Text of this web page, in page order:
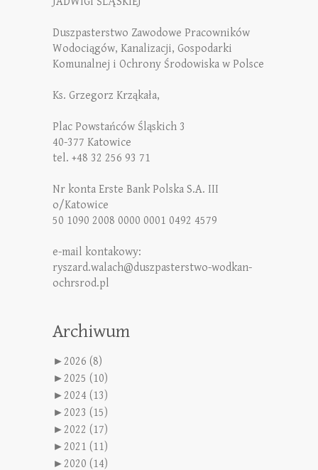
Duszpasterstwo Zawodowe Pracowników
Wodociągów, Kanalizacji, Gospodarki
Komunalnej i Ochrony Środowiska w Polsce
Ks. Grzegorz Krząkała,
Plac Powstańców Śląskich 3
40-377 Katowice
tel. +48 32 256 93 71
Nr konta Erste Bank Polska S.A. III
o/Katowice
50 1090 2008 0000 0001 0492 4579
e-mail kontakowy:
ryszard.walach@duszpasterstwo-wodkan-
ochrsrod.pl
Archiwum
►2026 (8)
►2025 (10)
►2024 (13)
►2023 (15)
►2022 (17)
►2021 (11)
►2020 (14)